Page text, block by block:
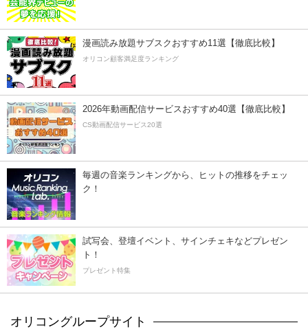
漫画読み放題サブスクおすすめ11選【徹底比較】
オリコン顧客満足度ランキング
2026年動画配信サービスおすすめ40選【徹底比較】
CS動画配信サービス20選
毎週の音楽ランキングから、ヒットの推移をチェッ
ク！
試写会、登壇イベント、サインチェキなどプレゼン
ト！
プレゼント特集
オリコングループサイト